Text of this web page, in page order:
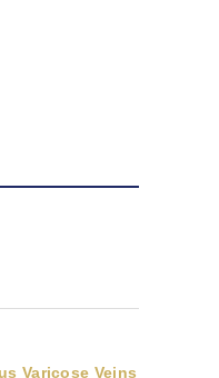
Varicose Veins